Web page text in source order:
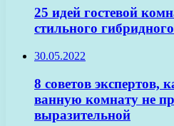
25 идей гостевой
стильного
30.05.2022
8 советов экспертов,
ванную комнату не
выразительной